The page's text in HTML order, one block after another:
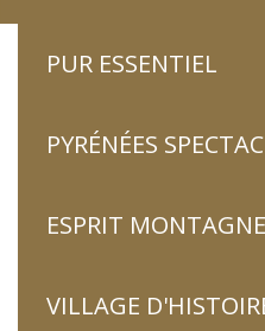
PUR ESSENTIEL
PYRÉNÉES
ESPRIT MONTAGNE
VILLAGE